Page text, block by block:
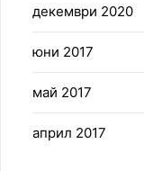
декември 2020
юни 2017
май 2017
април 2017